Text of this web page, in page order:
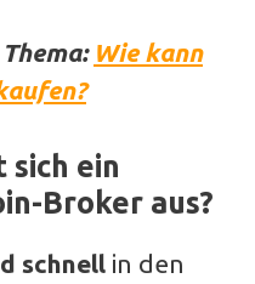
Wie kann
sich ein
Broker aus?
schnell in den